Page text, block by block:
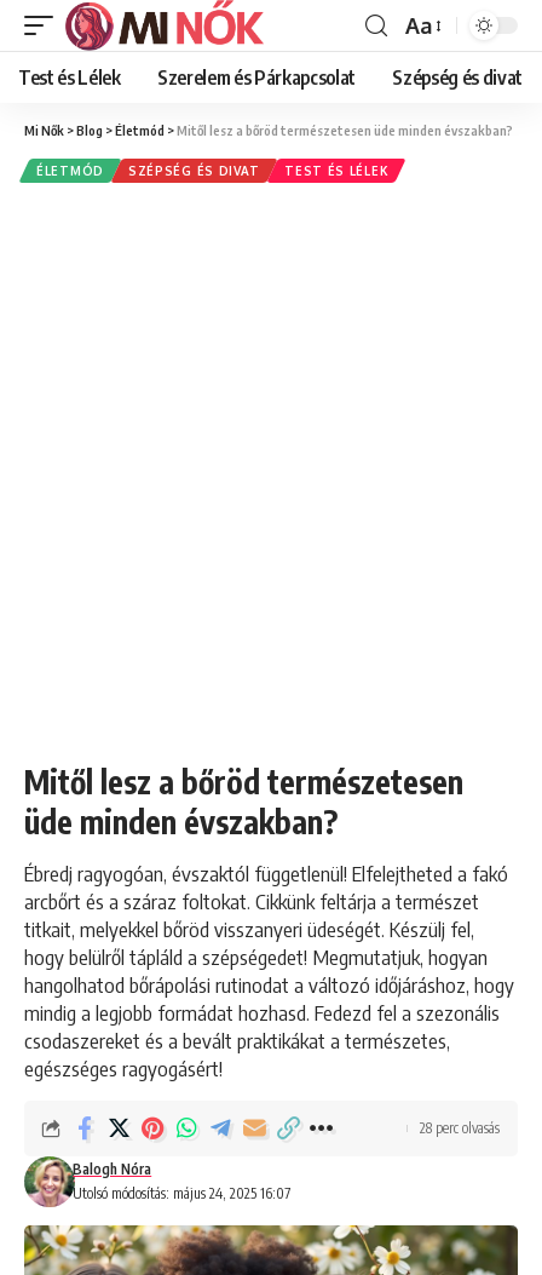
Font
Resizer
Aa
Test és Lélek Szerelem és Párkapcsolat Szépség és divat
Mi Nők >Blog >Életmód >Mitől lesz a bőröd természetesen üde minden évszakban?
ÉLETMÓD SZÉPSÉG ÉS DIVAT TEST ÉS LÉLEK
Mitől lesz a bőröd természetesen
üde minden évszakban?
Ébredj ragyogóan, évszaktól függetlenül! Elfelejtheted a fakó
arcbőrt és a száraz foltokat. Cikkünk feltárja a természet
titkait, melyekkel bőröd visszanyeri üdeségét. Készülj fel,
hogy belülről tápláld a szépségedet! Megmutatjuk, hogyan
hangolhatod bőrápolási rutinodat a változó időjáráshoz, hogy
mindig a legjobb formádat hozhasd. Fedezd fel a szezonális
csodaszereket és a bevált praktikákat a természetes,
egészséges ragyogásért!
Utolsó módosítás: május 24, 2025 16:07
Balogh Nóra
28 perc olvasás